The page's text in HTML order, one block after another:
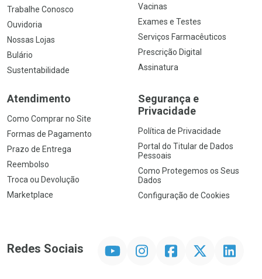
Trabalhe Conosco
Ouvidoria
Nossas Lojas
Bulário
Sustentabilidade
Vacinas
Exames e Testes
Serviços Farmacêuticos
Prescrição Digital
Assinatura
Atendimento
Como Comprar no Site
Formas de Pagamento
Prazo de Entrega
Reembolso
Troca ou Devolução
Marketplace
Segurança e
Privacidade
Política de Privacidade
Portal do Titular de Dados
Pessoais
Como Protegemos os Seus
Dados
Configuração de Cookies
Redes Sociais InstagramFacebookTwitter Linkedin